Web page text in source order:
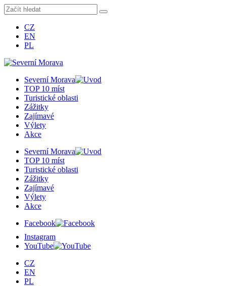
CZ
EN
PL
Severní Morava
TOP 10 míst
Turistické oblasti
Zážitky
Zajímavé
Výlety
Akce
Severní Morava
TOP 10 míst
Turistické oblasti
Zážitky
Zajímavé
Výlety
Akce
Facebook
Instagram
YouTube
CZ
EN
PL